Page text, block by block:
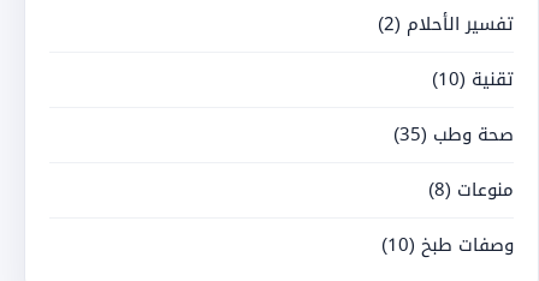
تفسير الأحلام (2)
تقنية (10)
صحة وطب (35)
منوعات (8)
وصفات طبخ (10)